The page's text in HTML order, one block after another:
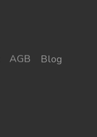
AGB
Blog